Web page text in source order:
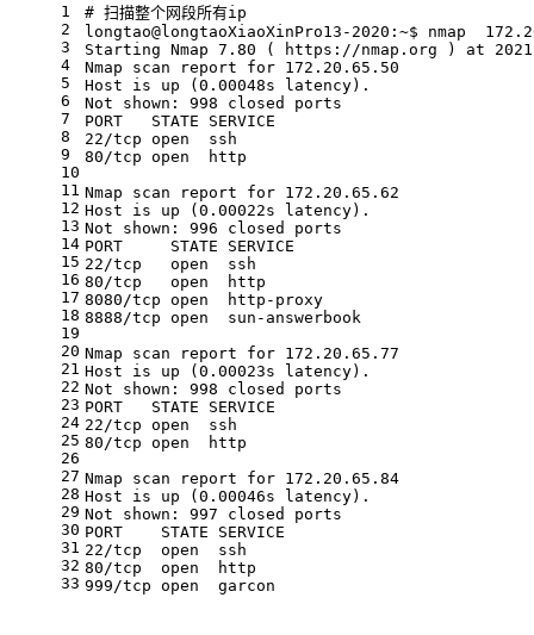
1
2
3
4
5
6
7
8
9
10
11
12
13
14
15
16
17
18
19
20
21
22
23
24
25
26
27
28
29
30
31
32
33
# 扫描整个网段所有ip
longtao@longtaoXiaoXinPro13-2020:~$ nmap
Starting Nmap 7.80 ( https://nmap.org ) at 2021-
Nmap scan report for 172.20.65.50
Host is up (0.00048s latency).
Not shown: 998 closed ports
PORT   STATE SERVICE
22/tcp open  ssh
80/tcp open  http
Nmap scan report for 172.20.65.62
Host is up (0.00022s latency).
Not shown: 996 closed ports
PORT     STATE SERVICE
22/tcp   open  ssh
80/tcp   open  http
8080/tcp open  http-proxy
8888/tcp open  sun-answerbook
Nmap scan report for 172.20.65.77
Host is up (0.00023s latency).
Not shown: 998 closed ports
PORT   STATE SERVICE
22/tcp open  ssh
80/tcp open  http
Nmap scan report for 172.20.65.84
Host is up (0.00046s latency).
Not shown: 997 closed ports
PORT    STATE SERVICE
22/tcp  open  ssh
80/tcp  open  http
999/tcp open  garcon